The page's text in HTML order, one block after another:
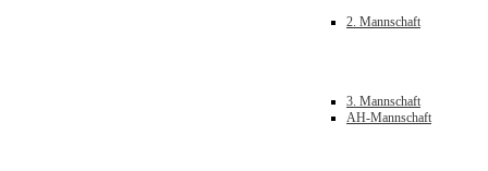
2. Mannschaft
3. Mannschaft
AH-Mannschaft